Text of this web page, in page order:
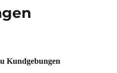
Kundgebungen